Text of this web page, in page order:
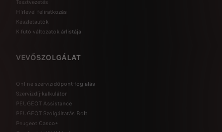
Tesztvezetés
Hírlevél feliratkozás
Készletautók
Kifutó változatok árlistája
VEVŐSZOLGÁLAT
Online szervizidőpont-foglalás
Szervizdíj-kalkulátor
PEUGEOT Assistance
PEUGEOT Szolgáltatás Bolt
Peugeot Casco+